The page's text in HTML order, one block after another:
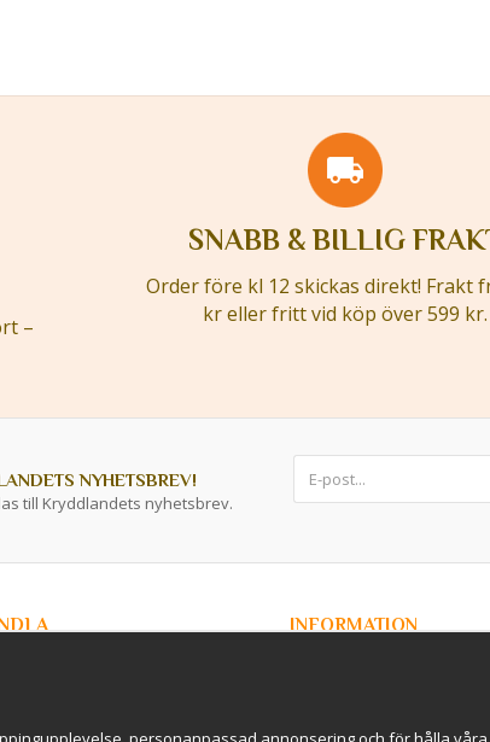
–
SNABB & BILLIG
Order före kl 12 skickas direkt! Frakt
kr eller fritt vid köp över 599 kr.
NYHETSBREV!
till Kryddlandets nyhetsbrev.
INFORMATION